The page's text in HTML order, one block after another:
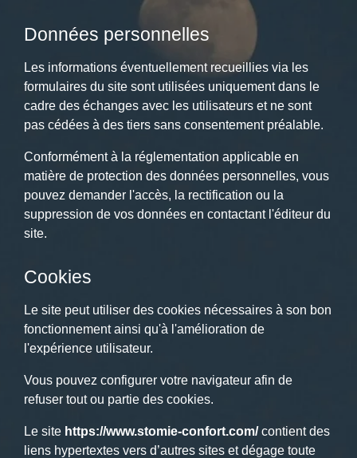
Données personnelles
Les informations éventuellement recueillies via les
formulaires du site sont utilisées uniquement dans le
cadre des échanges avec les utilisateurs et ne sont
pas cédées à des tiers sans consentement préalable.
Conformément à la réglementation applicable en
matière de protection des données personnelles, vous
pouvez demander l'accès, la rectification ou la
suppression de vos données en contactant l'éditeur du
site.
Cookies
Le site peut utiliser des cookies nécessaires à son bon
fonctionnement ainsi qu'à l'amélioration de
l'expérience utilisateur.
Vous pouvez configurer votre navigateur afin de
refuser tout ou partie des cookies.
Le site https://www.stomie-confort.com/contient des
liens hypertextes vers d’autres sites et dégage toute